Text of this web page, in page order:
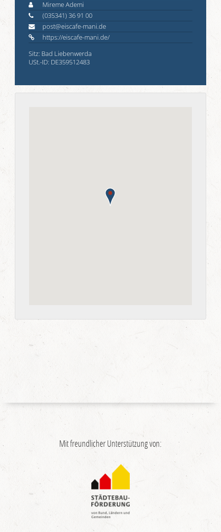
Mireme Ademi
(035341) 36 91 00
post@eiscafe-mani.de
https://eiscafe-mani.de/
Sitz: Bad Liebenwerda
USt.-ID: DE359512483
Mit freundlicher Unterstützung von: